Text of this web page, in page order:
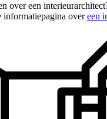
over een
informatiepagina overeen